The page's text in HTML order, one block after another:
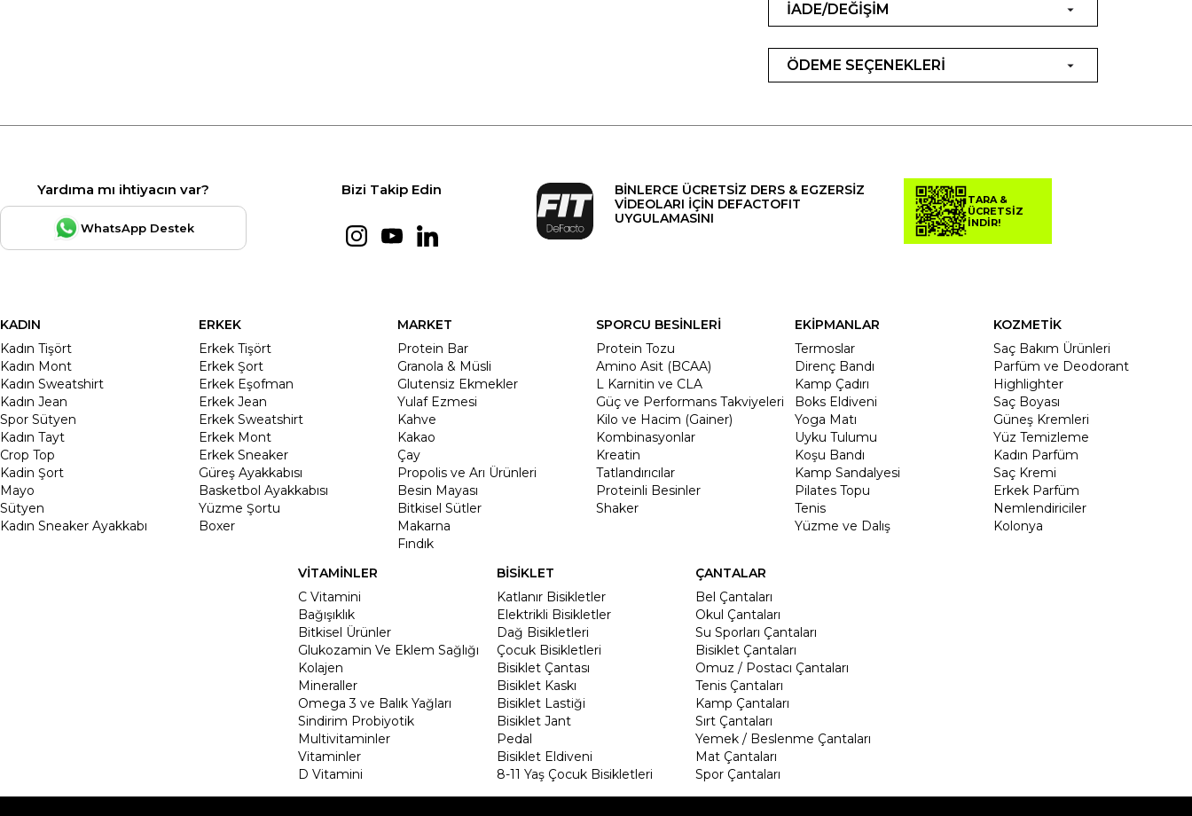
İADE/DEĞİŞİM
ÖDEME SEÇENEKLERİ
Yardıma mı ihtiyacın var?
WhatsApp Destek
Bizi Takip Edin
BİNLERCE ÜCRETSİZ DERS & EGZERSİZ
VİDEOLARI İÇİN DEFACTOFIT
UYGULAMASINI
TARA &
ÜCRETSİZ
İNDİR!
KADIN
Kadın Tişört
Kadın Mont
Kadın Sweatshirt
Kadın Jean
Spor Sütyen
Kadın Tayt
Crop Top
Kadin Şort
Mayo
Sütyen
Kadın Sneaker Ayakkabı
ERKEK
Erkek Tişört
Erkek Şort
Erkek Eşofman
Erkek Jean
Erkek Sweatshirt
Erkek Mont
Erkek Sneaker
Güreş Ayakkabısı
Basketbol Ayakkabısı
Yüzme Şortu
Boxer
MARKET
Protein Bar
Granola & Müsli
Glutensiz Ekmekler
Yulaf Ezmesi
Kahve
Kakao
Çay
Propolis ve Arı Ürünleri
Besin Mayası
Bitkisel Sütler
Makarna
Fındık
SPORCU BESİNLERİ
Protein Tozu
Amino Asit (BCAA)
L Karnitin ve CLA
Güç ve Performans Takviyeleri
Kilo ve Hacim (Gainer)
Kombinasyonlar
Kreatin
Tatlandırıcılar
Proteinli Besinler
Shaker
EKİPMANLAR
Termoslar
Direnç Bandı
Kamp Çadırı
Boks Eldiveni
Yoga Matı
Uyku Tulumu
Koşu Bandı
Kamp Sandalyesi
Pilates Topu
Tenis
Yüzme ve Dalış
KOZMETİK
Saç Bakım Ürünleri
Parfüm ve Deodorant
Highlighter
Saç Boyası
Güneş Kremleri
Yüz Temizleme
Kadın Parfüm
Saç Kremi
Erkek Parfüm
Nemlendiriciler
Kolonya
VİTAMİNLER
C Vitamini
Bağışıklık
Bitkisel Ürünler
Glukozamin Ve Eklem Sağlığı
Kolajen
Mineraller
Omega 3 ve Balık Yağları
Sindirim Probiyotik
Multivitaminler
Vitaminler
D Vitamini
BİSİKLET
Katlanır Bisikletler
Elektrikli Bisikletler
Dağ Bisikletleri
Çocuk Bisikletleri
Bisiklet Çantası
Bisiklet Kaskı
Bisiklet Lastiği
Bisiklet Jant
Pedal
Bisiklet Eldiveni
8-11 Yaş Çocuk Bisikletleri
ÇANTALAR
Bel Çantaları
Okul Çantaları
Su Sporları Çantaları
Bisiklet Çantaları
Omuz / Postacı Çantaları
Tenis Çantaları
Kamp Çantaları
Sırt Çantaları
Yemek / Beslenme Çantaları
Mat Çantaları
Spor Çantaları